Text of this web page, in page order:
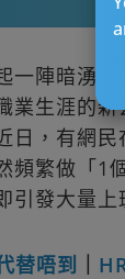
一陣暗湧
業生涯的
日，有網
頻繁做「1
引發大量
替唔到